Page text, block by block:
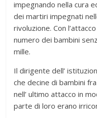
impegnando nella cura
dei martiri impegnati
rivoluzione. Con
numero dei bambini
mille.
Il dirigente dell’
che decine di bambini
nell’ ultimo attacco in
parte di loro erano